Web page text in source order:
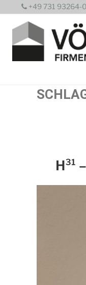
Inhalt
springen
+49 731 93264-0
H³¹